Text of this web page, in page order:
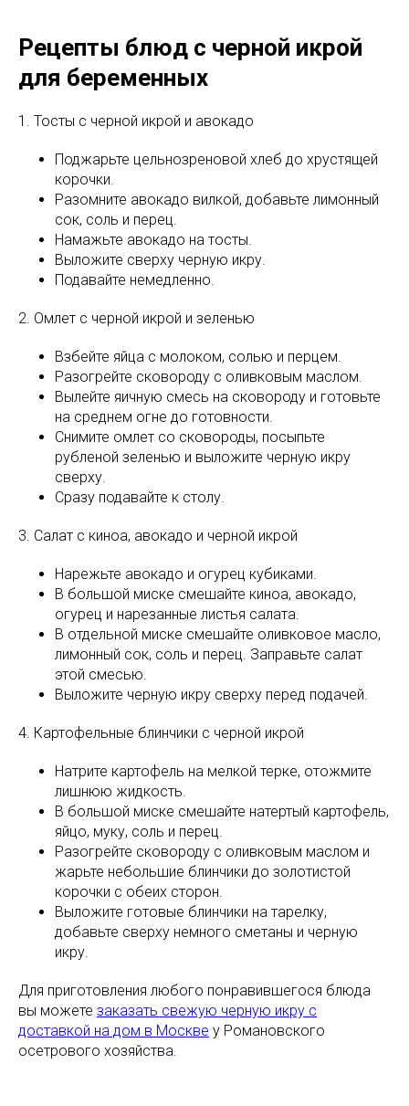
Рецепты блюд с черной икрой
для беременных
1. Тосты с черной икрой и авокадо
Поджарьте цельнозреновой хлеб до хрустящей
корочки.
Разомните авокадо вилкой, добавьте лимонный
сок, соль и перец.
Намажьте авокадо на тосты.
Выложите сверху черную икру.
Подавайте немедленно.
2. Омлет с черной икрой и зеленью
Взбейте яйца с молоком, солью и перцем.
Разогрейте сковороду с оливковым маслом.
Вылейте яичную смесь на сковороду и готовьте
на среднем огне до готовности.
Снимите омлет со сковороды, посыпьте
рубленой зеленью и выложите черную икру
сверху.
Сразу подавайте к столу.
3. Салат с киноа, авокадо и черной икрой
Нарежьте авокадо и огурец кубиками.
В большой миске смешайте киноа, авокадо,
огурец и нарезанные листья салата.
В отдельной миске смешайте оливковое масло,
лимонный сок, соль и перец. Заправьте салат
этой смесью.
Выложите черную икру сверху перед подачей.
4. Картофельные блинчики с черной икрой
Натрите картофель на мелкой терке, отожмите
лишнюю жидкость.
В большой миске смешайте натертый картофель,
яйцо, муку, соль и перец.
Разогрейте сковороду с оливковым маслом и
жарьте небольшие блинчики до золотистой
корочки с обеих сторон.
Выложите готовые блинчики на тарелку,
добавьте сверху немного сметаны и черную
икру.
Для приготовления любого понравившегося блюда
вы можете заказать свежую черную икру с
доставкой на дом в Москве у Романовского
осетрового хозяйства.